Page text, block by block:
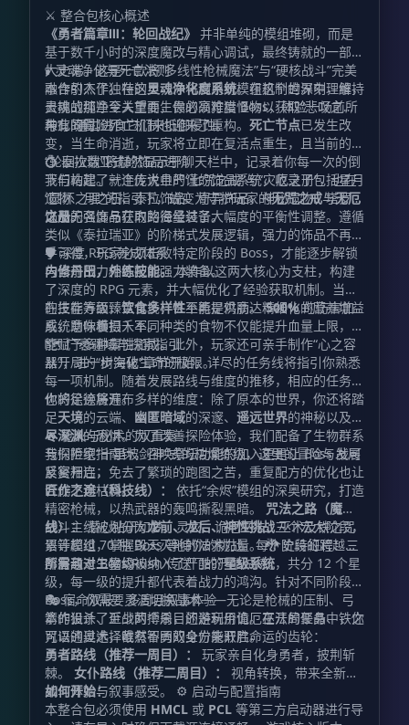
Ⅲ
⚔️ 整合包核心概述
《勇者篇章Ⅲ：轮回战纪》 并非单纯的模组堆砌，而是
基于数千小时的深度魔改与精心调试，最终铸就的一部宏
大史诗。这是一款将“多线性枪械魔法”与“硬核战斗”完美
融合的杰作。在这里，你将利用对模组机制的深刻理解，
去挑战那些令人望而生畏的高难度 Boss，体验一场前所
未有的冒险。
🕯️ 灵魂净化与死亡法则
本作引入了独特的灵魂净化度系统。在这个世界中，维持
灵魂的纯净至关重要，你必须狩猎怪物以获取“悲叹之
种”，通过进食它们来抵御侵蚀。
与此同时，死亡机制也迎来了重构。 死亡节点已发生改
变，当生命消逝，玩家将立即在复活点重生，且当前的
“轮回次数”将赫然显示于聊天栏中，记录着你每一次的倒
下与站起。就连传说中的“七咒之戒”与“灾厄之册”，也在
“圆环之理”的指引下，蜕变为守护玩家的无咒之戒与无厄
之册。
💍 泰拉瑞亚式的饰品进阶
我们构建了一个庞大且严谨的饰品系统，收录了包括星月
遗物、月之石、泰拉饰品、奇异饰品、神秘遗物、塔罗牌
以及无名饰品在内的海量装备。
饰品的强度与获取路径经过了大幅度的平衡性调整。遵循
类似《泰拉瑞亚》的阶梯式发展逻辑，强力的饰品不再唾
手可得，玩家必须击败特定阶段的 Boss，才能逐步解锁
与当前战力相匹配的强力装备。
🛡️ 深度 RPG 养成体系
内修丹田，外练技能。本作以这两大核心为支柱，构建
了深度的 RPG 元素，并大幅优化了经验获取机制。当你
的技能等级臻至化境，甚至能提供高达500%的伤害加
成，助你横扫千军。
在生存方面，饮食多样性不再是鸡肋。精细化的营养增益
系统意味着摄入不同种类的食物不仅能提升血量上限，还
能赋予多种属性加成。此外，玩家还可亲手制作“心之容
器”，进一步突破生命的极限。
🗺️ 广袤疆域与探索指引
从开局的“树海化”章节开始，详尽的任务线将指引你熟悉
每一项机制。随着发展路线与维度的推移，相应的任务链
也将徐徐展开。
你的足迹将遍布多样的维度：除了原本的世界，你还将踏
足天境的云端、 幽匿暗域的深邃、 遥远世界的神秘以及极
尽深渊的恐惧。为了改善探险体验，我们配备了生物群系
与探险家指南针，召唤祭坛功能的加入更是让 Boss 战可
反复开启，免去了繁琐的跑图之苦，重复配方的优化也让
合成不再枯燥。
🔥 枪火与秘术的双重奏
我们拒绝“十里坡剑神”式的枯燥练级，这里的冒险与发展
紧密相连：
匠作之途（科技线）：
依托“余烬”模组的深奥研究，打造
精密枪械，以热武器的轰鸣撕裂黑暗。 咒法之路（魔法
线）：潜心钻研幻梦、灵灾、诡厄巫法、巫术及铁之咒
语等模组，掌握毁天灭地的法术力量。 🐉 史诗征程：三
阶层与十二星级
战斗主线被划分为龙前、龙后、神性挑战三个宏大阶段，
累计超过 70 种 Boss 等待你的挑战。每个阶段的跨越，
都需通过 Boss Rush 传送门的严酷试炼。
所有敌对生物均被纳入了严酷的星级系统，共分 12 个星
级，每一级的提升都代表着战力的鸿沟。针对不同阶段的
Boss，你需要灵活切换战术——无论是枪械的压制、弓
箭的狙杀、近战的搏杀，还是利用诡厄巫法的聚晶、铁之
咒语的奥术，唯有智勇双全方能取胜。
🎭 宿命双岐：多周目叙事体验
本作设计了至少两个周目的游玩价值。在开局任务中，你
可以通过选择截然不同的身份来开启命运的齿轮：
勇者路线（推荐一周目）：
玩家亲自化身勇者，披荆斩
棘。 女仆路线（推荐二周目）：
视角转换，带来全新的
战斗体验与叙事感受。 ⚙️ 启动与配置指南
如何开始：
本整合包必须使用 HMCL 或 PCL 等第三方启动器进行导